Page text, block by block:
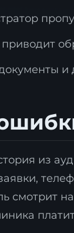
и
из
смотрит